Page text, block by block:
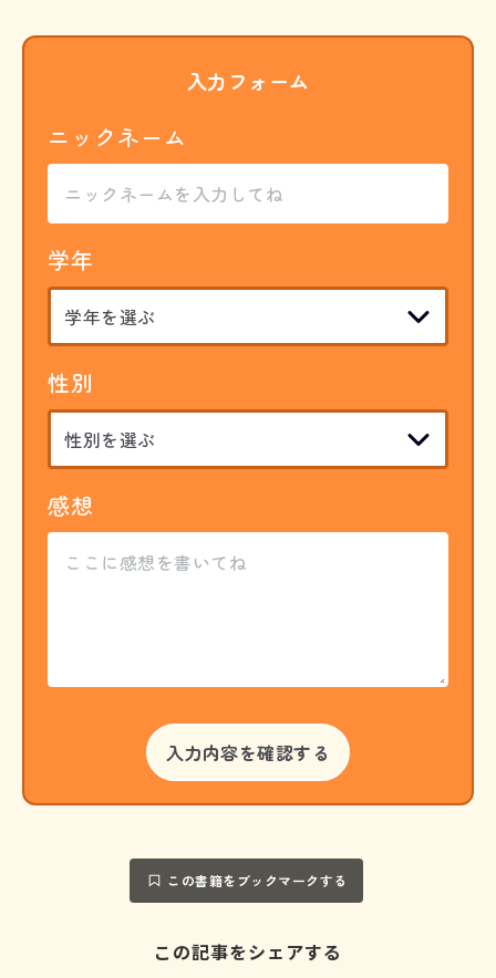
入力フォーム
ニックネーム
学年
性別
感想
この書籍をブックマークする
この記事をシェアする